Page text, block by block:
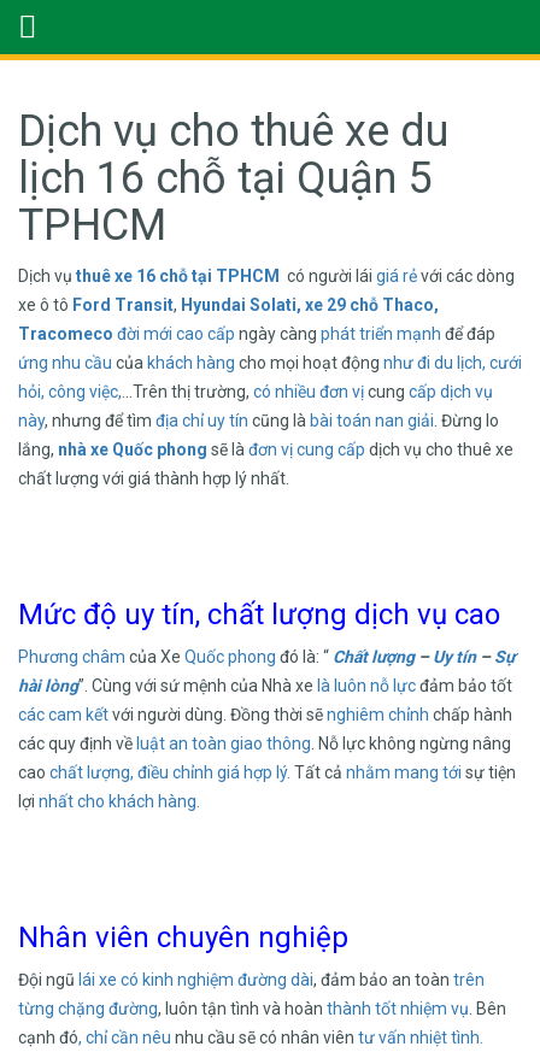
Dịch vụ cho thuê xe du
lịch 16 chỗ tại Quận 5
TPHCM
Dịch vụ thuê xe 16 chỗ tại TPHCM có người lái giá rẻvới các dòng
xe ô tô Ford Transit, Hyundai Solati, xe 29 chỗ Thaco,
Tracomeco đời mới cao cấp ngày càng phát triển mạnh để đáp
ứng nhu cầu của khách hàng cho mọi hoạt động như đi du lịch, cưới
hỏi, công việc, …Trên thị trường, có nhiều đơn vịcung cấp dịch vụ
này, nhưng để tìm địa chỉ uy tín cũng là bài toán nan giải . Đừng lo
lắng, nhà xe Quốc phong sẽ là đơn vị cung cấp dịch vụ cho thuê xe
chất lượng với giá thành hợp lý nhất.
Mức độ uy tín, chất lượng dịch vụ cao
Phương châm của Xe Quốc phong đó là: “ Chất lượng–Uy tín–Sự
hài lòng”. Cùng với sứ mệnh của Nhà xe là luôn nỗ lựcđảm bảo tốt
các cam kếtvới người dùng. Đồng thời sẽnghiêm chỉnh chấp hành
các quy định về luật an toàn giao thông . Nỗ lực không ngừng nâng
cao chất lượng, điều chỉnh giá hợp lý. Tất cả nhằm mang tới sự tiện
lợi nhất cho khách hàng.
Nhân viên chuyên nghiệp
Đội ngũ lái xe có kinh nghiệm đường dài, đảm bảo an toàn trên
từng chặng đường, luôn tận tình và hoàn thành tốt nhiệm vụ . Bên
cạnh đó, chỉ cần nêu nhu cầu sẽ có nhân viên tư vấn nhiệt tình.